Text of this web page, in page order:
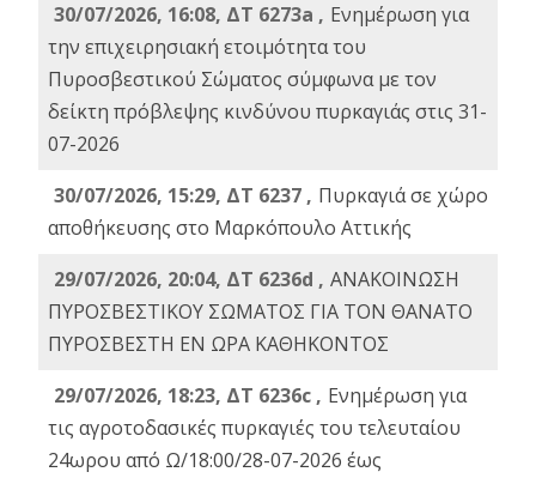
30/07/2026, 16:08, ΔΤ 6273a , Ενημέρωση για
την επιχειρησιακή ετοιμότητα του
Πυροσβεστικού Σώματος σύμφωνα με τον
δείκτη πρόβλεψης κινδύνου πυρκαγιάς στις 31-
07-2026
30/07/2026, 15:29, ΔΤ 6237 , Πυρκαγιά σε χώρο
αποθήκευσης στο Μαρκόπουλο Αττικής
29/07/2026, 20:04, ΔΤ 6236d , ΑΝΑΚΟΙΝΩΣΗ
ΠΥΡΟΣΒΕΣΤΙΚΟΥ ΣΩΜΑΤΟΣ ΓΙΑ ΤΟΝ ΘΑΝΑΤΟ
ΠΥΡΟΣΒΕΣΤΗ ΕΝ ΩΡΑ ΚΑΘΗΚΟΝΤΟΣ
29/07/2026, 18:23, ΔΤ 6236c , Ενημέρωση για
τις αγροτοδασικές πυρκαγιές του τελευταίου
24ωρου από Ω/18:00/28-07-2026 έως